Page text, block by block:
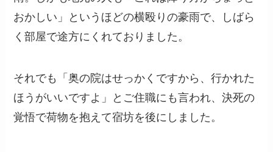
おかしい」というほどの横殴りの豪雨で、しばら
く部屋で途方にくれておりました。
それでも「奥の院はせっかくですから、行かれた
ほうがいいですよ」とご住職にも言われ、決死の
覚悟で荷物を抱えて宿坊を後にしました。